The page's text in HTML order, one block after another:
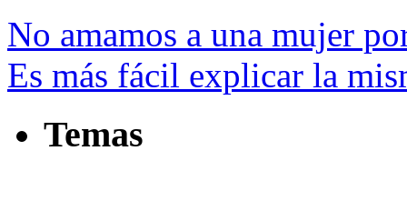
No amamos a una mujer
Es más fácil explicar la
Temas